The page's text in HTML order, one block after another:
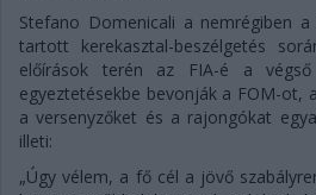
Stefano Domenicali a nemrégiben a
tartott kerekasztal-beszélgetés
előírások terén az FIA-é a
egyeztetésekbe bevonják a FOM-ot,
a versenyzőket és a rajongókat
illeti:
„Úgy vélem, a fő cél a jövő